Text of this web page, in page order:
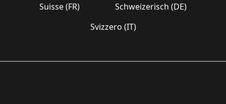
Suisse (FR)
Schweizerisch (DE)
Svizzero (IT)